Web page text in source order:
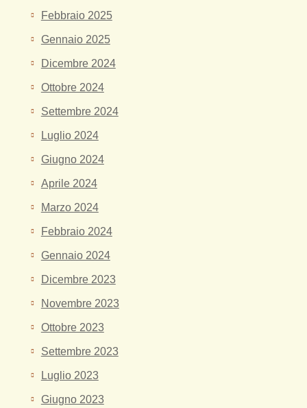
Febbraio 2025
Gennaio 2025
Dicembre 2024
Ottobre 2024
Settembre 2024
Luglio 2024
Giugno 2024
Aprile 2024
Marzo 2024
Febbraio 2024
Gennaio 2024
Dicembre 2023
Novembre 2023
Ottobre 2023
Settembre 2023
Luglio 2023
Giugno 2023